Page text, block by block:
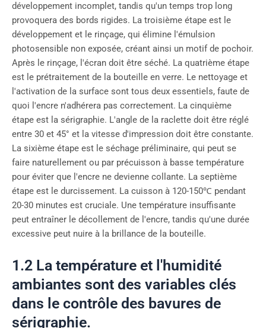
développement incomplet, tandis qu'un temps trop long
provoquera des bords rigides. La troisième étape est le
développement et le rinçage, qui élimine l'émulsion
photosensible non exposée, créant ainsi un motif de pochoir.
Après le rinçage, l'écran doit être séché. La quatrième étape
est le prétraitement de la bouteille en verre. Le nettoyage et
l'activation de la surface sont tous deux essentiels, faute de
quoi l'encre n'adhérera pas correctement. La cinquième
étape est la sérigraphie. L'angle de la raclette doit être réglé
entre 30 et 45° et la vitesse d'impression doit être constante.
La sixième étape est le séchage préliminaire, qui peut se
faire naturellement ou par précuisson à basse température
pour éviter que l'encre ne devienne collante. La septième
étape est le durcissement. La cuisson à 120-150℃ pendant
20-30 minutes est cruciale. Une température insuffisante
peut entraîner le décollement de l'encre, tandis qu'une durée
excessive peut nuire à la brillance de la bouteille.
1.2 La température et l'humidité
ambiantes sont des variables clés
dans le contrôle des bavures de
sérigraphie.